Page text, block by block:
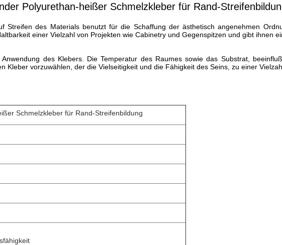
Polyurethan-heißer Schmelzkleber für Rand-
Streifen des Materials benutzt für die Schaffung der ästhetisch angenehmen
einer Vielzahl von Projekten wie Cabinetry und Gegenspitzen und gibt ihnen
des Klebers. Die Temperatur des Raumes sowie das Substrat,
Kleber vorzuwählen, der die Vielseitigkeit und die Fähigkeit des Seins, zu einer
Schmelzkleber für Rand-Streifenbildung